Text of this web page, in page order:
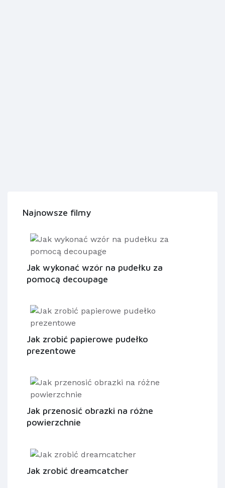
Najnowsze filmy
Jak wykonać wzór na pudełku za
pomocą decoupage
Jak zrobić papierowe pudełko
prezentowe
Jak przenosić obrazki na różne
powierzchnie
Jak zrobić dreamcatcher